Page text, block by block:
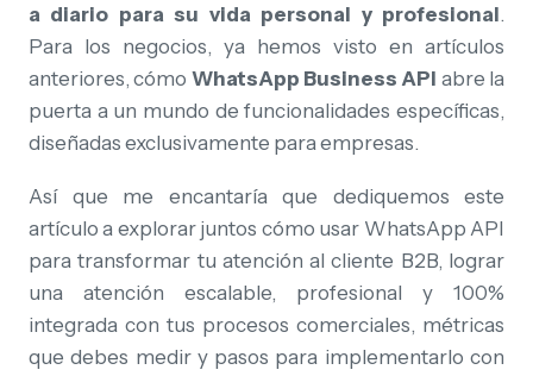
a diario para su vida personal y profesional.
Para los negocios, ya hemos visto en artículos
anteriores, cómo WhatsApp Business API abre la
puerta a un mundo de funcionalidades específicas,
diseñadas exclusivamente para empresas.
Así que me encantaría que dediquemos este
artículo a explorar juntos cómo usar WhatsApp API
para transformar tu atención al cliente B2B, lograr
una atención escalable, profesional y 100%
integrada con tus procesos comerciales, métricas
que debes medir y pasos para implementarlo con